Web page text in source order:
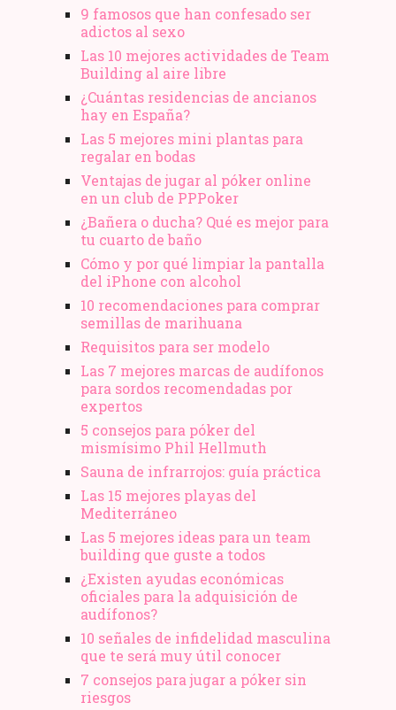
9 famosos que han confesado ser
adictos al sexo
Las 10 mejores actividades de Team
Building al aire libre
¿Cuántas residencias de ancianos
hay en España?
Las 5 mejores mini plantas para
regalar en bodas
Ventajas de jugar al póker online
en un club de PPPoker
¿Bañera o ducha? Qué es mejor para
tu cuarto de baño
Cómo y por qué limpiar la pantalla
del iPhone con alcohol
10 recomendaciones para comprar
semillas de marihuana
Requisitos para ser modelo
Las 7 mejores marcas de audífonos
para sordos recomendadas por
expertos
5 consejos para póker del
mismísimo Phil Hellmuth
Sauna de infrarrojos: guía práctica
Las 15 mejores playas del
Mediterráneo
Las 5 mejores ideas para un team
building que guste a todos
¿Existen ayudas económicas
oficiales para la adquisición de
audífonos?
10 señales de infidelidad masculina
que te será muy útil conocer
7 consejos para jugar a póker sin
riesgos